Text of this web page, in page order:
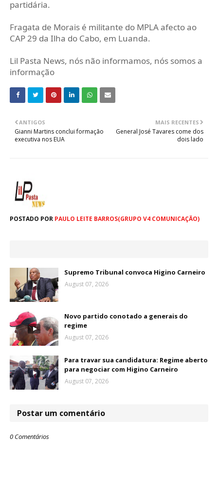
partidária.
Fragata de Morais é militante do MPLA afecto ao
CAP 29 da Ilha do Cabo, em Luanda.
Lil Pasta News, nós não informamos, nós somos a
informação
MAIS RECENTES
General José Tavares come dos
dois lado
ANTIGOS
Gianni Martins conclui formação
executiva nos EUA
POSTADO POR PAULO LEITE BARROS(GRUPO V4 COMUNICAÇÃO)
Supremo Tribunal convoca Higino Carneiro
August 07, 2026
Novo partido conotado a generais do
regime
August 07, 2026
Para travar sua candidatura: Regime aberto
para negociar com Higino Carneiro
August 07, 2026
Postar um comentário
0 Comentários